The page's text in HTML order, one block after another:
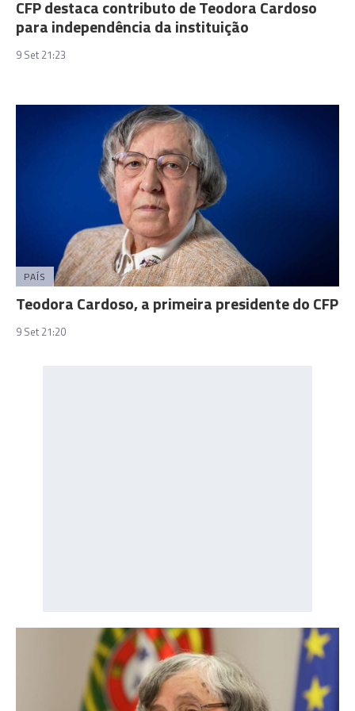
CFP destaca contributo de Teodora Cardoso
para independência da instituição
9 Set 21:23
PAÍS
Teodora Cardoso, a primeira presidente do CFP
9 Set 21:20